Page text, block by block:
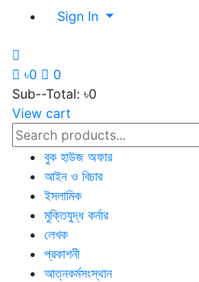
Sign In
৳0
0
Sub--Total: ৳0
View cart
বুক হাউজ অফার
আইন ও বিচার
ইসলামিক
মুক্তিযুদ্ধ কর্নার
লেখক
প্রকাশনী
আত্নকর্মসংস্থান